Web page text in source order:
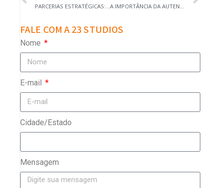
FALE COM A 23 STUDIOS
Nome
E-mail
Cidade/Estado
Mensagem